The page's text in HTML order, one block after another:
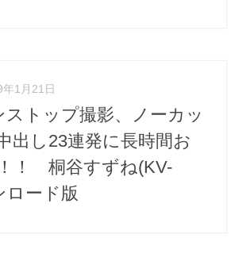
年1月21日
ストップ撮影、ノーカッ
出し23連発に長時間お
！ 桐谷すずね(KV-
ロード版